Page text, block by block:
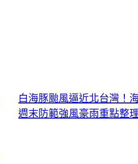
白海豚颱風逼近北台灣！
週末防範強風豪雨重點整